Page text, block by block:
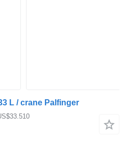
L / crane Palfinger